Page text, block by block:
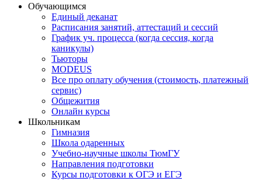
Обучающимся
Единый деканат
Расписания занятий, аттестаций и сессий
График уч. процесса (когда сессия, когда
каникулы)
Тьюторы
MODEUS
Все про оплату обучения (стоимость, платежный
сервис)
Общежития
Онлайн курсы
Школьникам
Гимназия
Школа одаренных
Учебно-научные школы ТюмГУ
Направления подготовки
Курсы подготовки к ОГЭ и ЕГЭ